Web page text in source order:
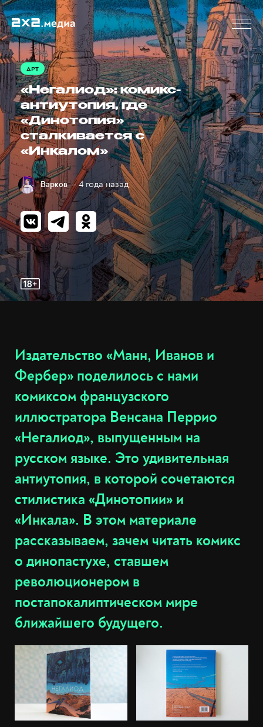
АРТ
«Негалиод»: комикс-
антиутопия, где
«Динотопия»
сталкивается с
«Инкалом»
Варков — 4 года назад
Издательство «Манн, Иванов и
Фербер» поделилось с нами
комиксом французского
иллюстратора Венсана Перрио
«Негалиод», выпущенным на
русском языке. Это удивительная
антиутопия, в которой сочетаются
стилистика «Динотопии» и
«Инкала». В этом материале
рассказываем, зачем читать комикс
о динопастухе, ставшем
революционером в
постапокалиптическом мире
ближайшего будущего.